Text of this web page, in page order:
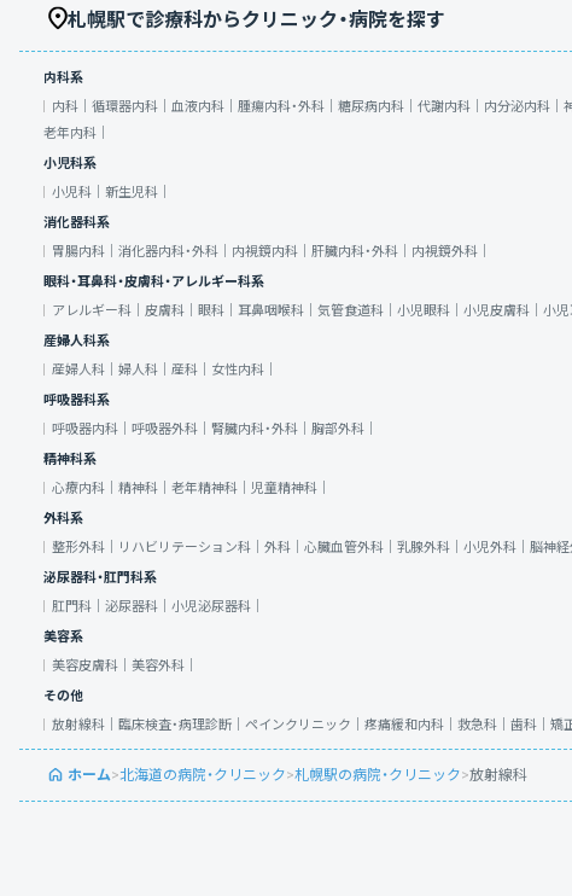
札幌駅で診療科からクリニック・病院を探す
内科系
内科｜ 循環器内科｜ 血液内科｜ 腫瘍内科・外科｜ 糖尿病内科｜ 代謝内科｜ 内分泌内科｜
老年内科｜
小児科系
小児科｜ 新生児科｜
消化器科系
胃腸内科｜ 消化器内科・外科｜ 内視鏡内科｜ 肝臓内科・外科｜ 内視鏡外科｜
眼科・耳鼻科・皮膚科・アレルギー科系
アレルギー科｜ 皮膚科｜ 眼科｜ 耳鼻咽喉科｜ 気管食道科｜ 小児眼科｜ 小児皮膚科｜ 小児
産婦人科系
産婦人科｜ 婦人科｜ 産科｜ 女性内科｜
呼吸器科系
呼吸器内科｜ 呼吸器外科｜ 腎臓内科・外科｜ 胸部外科｜
精神科系
心療内科｜ 精神科｜ 老年精神科｜ 児童精神科｜
外科系
整形外科｜
リハビリテーション科｜ 外科｜ 心臓血管外科｜ 乳腺外科｜ 小児外科｜ 脳神経
泌尿器科・肛門科系
肛門科｜ 泌尿器科｜ 小児泌尿器科｜
美容系
美容皮膚科｜ 美容外科｜
その他
放射線科｜ 臨床検査・病理診断｜ ペインクリニック｜ 疼痛緩和内科｜ 救急科｜ 歯科｜ 矯
ホーム>北海道の病院・クリニック>札幌駅の病院・クリニック>放射線科